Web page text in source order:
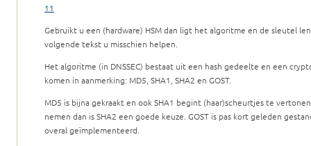
11
Gebruikt u een (hardware) HSM dan ligt het algoritme en de sleutel
volgende tekst u misschien helpen.
Het algoritme (in DNSSEC) bestaat uit een hash gedeelte en een
komen in aanmerking: MD5, SHA1, SHA2 en GOST.
MD5 is bijna gekraakt en ook SHA1 begint (haar)scheurtjes te
nemen dan is SHA2 een goede keuze. GOST is pas kort geleden
overal geïmplementeerd.